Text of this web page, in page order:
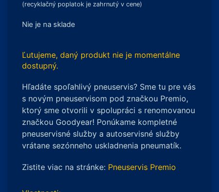
(recyklačný poplatok je zahrnutý v cene)
Nie je na sklade
Ľutujeme, daný produkt nie je momentálne
dostupný.
Hľadáte spoľahlivý pneuservis? Sme tu pre vás
s novým pneuservisom pod značkou Premio,
ktorý sme otvorili v spolupráci s renomovanou
značkou Goodyear! Ponúkame kompletné
pneuservisné služby a autoservisné služby
vrátane sezónneho uskladnenia pneumatík.
Zistite viac na stránke: Pneuservis Premio